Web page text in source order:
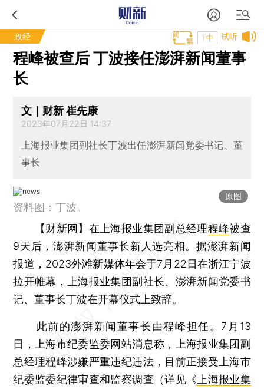
政经 试听
T中
程峰被查后 丁波接任澎湃新闻董事
长
文｜财新 崔先康
2023年07月22日 14:37
上海报业集团副社长丁波出任澎湃新闻党委书记、董
事长
原图
资料图：丁波。
【财新网】 在上海报业集团副总经理程峰被查
9天后，澎湃新闻董事长新人选亮相。据澎湃新闻
报道，2023外滩新媒体年会于7月22日在浙江宁波
拉开帷幕，上海报业集团副社长、澎湃新闻党委书
记、董事长丁波在开幕仪式上致辞。
此前的澎湃新闻董事长由程峰担任。7月13
日，上海市纪委监委网站消息称，上海报业集团副
总经理程峰涉嫌严重违纪违法，目前正接受上海市
纪委监委纪律审查和监察调查（详见《 上海报业集